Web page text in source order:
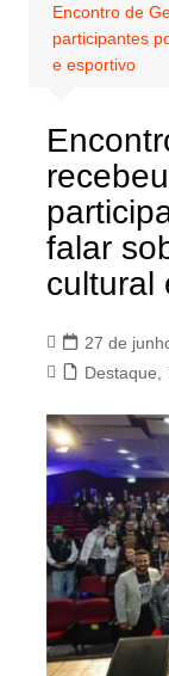
Encontro de
participantes
e esportivo
falar
cultural
27 de
Destaque